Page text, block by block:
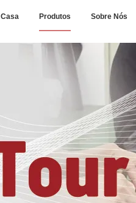
Casa Produtos Sobre Nós